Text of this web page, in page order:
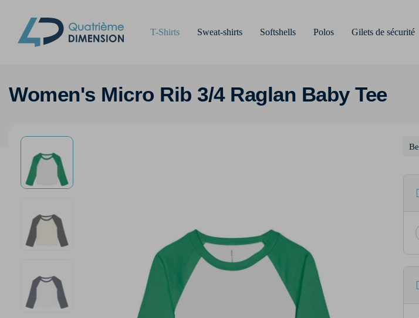
T-Shirts Sweat-shirts Softshells Polos Gilets de sécurité
Women's Micro Rib 3/4 Raglan Baby Tee